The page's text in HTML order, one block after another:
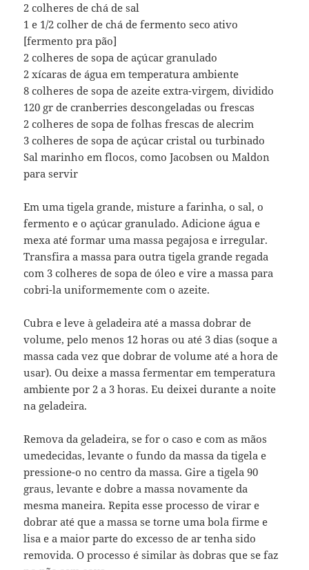
2 colheres de chá de sal
1 e 1/2 colher de chá de fermento seco ativo
[fermento pra pão]
2 colheres de sopa de açúcar granulado
2 xícaras de água em temperatura ambiente
8 colheres de sopa de azeite extra-virgem, dividido
120 gr de cranberries descongeladas ou frescas
2 colheres de sopa de folhas frescas de alecrim
3 colheres de sopa de açúcar cristal ou turbinado
Sal marinho em flocos, como Jacobsen ou Maldon
para servir
Em uma tigela grande, misture a farinha, o sal, o
fermento e o açúcar granulado. Adicione água e
mexa até formar uma massa pegajosa e irregular.
Transfira a massa para outra tigela grande regada
com 3 colheres de sopa de óleo e vire a massa para
cobri-la uniformemente com o azeite.
Cubra e leve à geladeira até a massa dobrar de
volume, pelo menos 12 horas ou até 3 dias (soque a
massa cada vez que dobrar de volume até a hora de
usar). Ou deixe a massa fermentar em temperatura
ambiente por 2 a 3 horas. Eu deixei durante a noite
na geladeira.
Remova da geladeira, se for o caso e com as mãos
umedecidas, levante o fundo da massa da tigela e
pressione-o no centro da massa. Gire a tigela 90
graus, levante e dobre a massa novamente da
mesma maneira. Repita esse processo de virar e
dobrar até que a massa se torne uma bola firme e
lisa e a maior parte do excesso de ar tenha sido
removida. O processo é similar às dobras que se faz